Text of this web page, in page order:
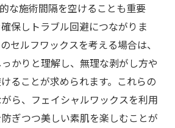
な施術間隔を空けることも重要
保しトラブル回避につながりま
セルフワックスを考える場合は、
かりと理解し、無理な剥がし方や
ることが求められます。これらの
ら、フェイシャルワックスを利用
ぎつつ美しい素肌を楽しむことが